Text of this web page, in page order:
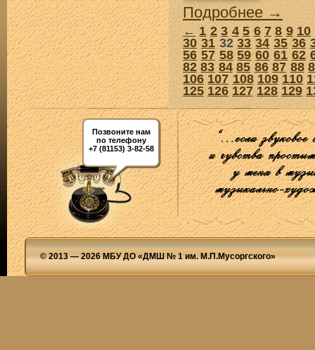
Подробнее →
← 1 2 3 4 5 6 7 8 9 10
30 31 32 33 34 35 36
56 57 58 59 60 61 62
82 83 84 85 86 87 88
106 107 108 109 110
125 126 127 128 129
Позвоните нам
по телефону
+7 (81153) 3-82-58
© 2013 — 2026 МБУ ДО «ДМШ № 1 им. М.П.Мусоргского»